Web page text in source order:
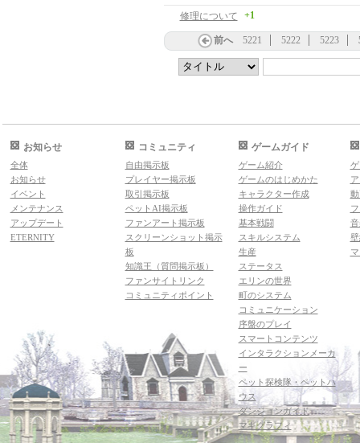
修理について +1
前へ 5221 5222 5223
お知らせ
全体
お知らせ
イベント
メンテナンス
アップデート
ETERNITY
コミュニティ
自由掲示板
プレイヤー掲示板
取引掲示板
ペットAI掲示板
ファンアート掲示板
スクリーンショット掲示
板
知識王（質問掲示板）
ファンサイトリンク
コミュニティポイント
ゲームガイド
ゲーム紹介
ゲームのはじめかた
キャラクター作成
操作ガイド
基本戦闘
スキルシステム
生産
ステータス
エリンの世界
町のシステム
コミュニケーション
序盤のプレイ
スマートコンテンツ
インタラクションメーカ
ー
ペット探検隊・ペットハ
ウス
ダンジョンガイド
マギグラフィ